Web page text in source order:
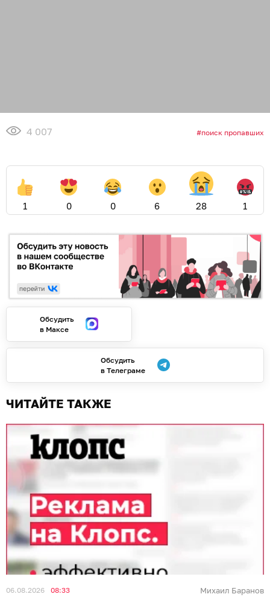
4 007 поиск пропавших
1 0 0 6 28 1
Обсудить
в Максе
Обсудить
в Телеграме
ЧИТАЙТЕ ТАКЖЕ
06.08.2026 08:33 Михаил Баранов